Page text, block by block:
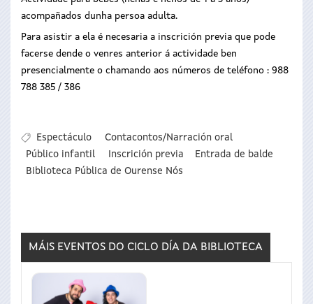
acompañados dunha persoa adulta.
Para asistir a ela é necesaria a inscrición previa que pode
facerse dende o venres anterior á actividade ben
presencialmente o chamando aos números de teléfono : 988
788 385 / 386
Espectáculo
Contacontos/Narración oral
Público infantil
Inscrición previa
Entrada de balde
Biblioteca Pública de Ourense Nós
MÁIS EVENTOS DO CICLO DÍA DA BIBLIOTECA